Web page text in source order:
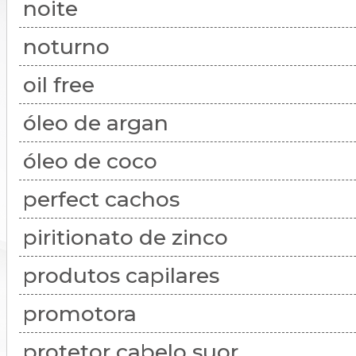
noite
noturno
oil free
óleo de argan
óleo de coco
perfect cachos
piritionato de zinco
produtos capilares
promotora